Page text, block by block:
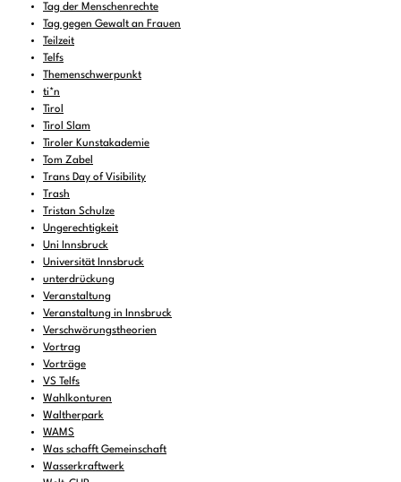
Tag der Menschenrechte
Tag gegen Gewalt an Frauen
Teilzeit
Telfs
Themenschwerpunkt
ti*n
Tirol
Tirol Slam
Tiroler Kunstakademie
Tom Zabel
Trans Day of Visibility
Trash
Tristan Schulze
Ungerechtigkeit
Uni Innsbruck
Universität Innsbruck
unterdrückung
Veranstaltung
Veranstaltung in Innsbruck
Verschwörungstheorien
Vortrag
Vorträge
VS Telfs
Wahlkonturen
Waltherpark
WAMS
Was schafft Gemeinschaft
Wasserkraftwerk